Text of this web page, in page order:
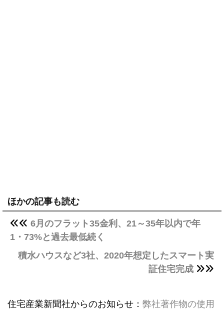
ほかの記事も読む
6月のフラット35金利、21～35年以内で年
1・73%と過去最低続く
積水ハウスなど3社、2020年想定したスマート実
証住宅完成
住宅産業新聞社からのお知らせ： 弊社著作物の使用